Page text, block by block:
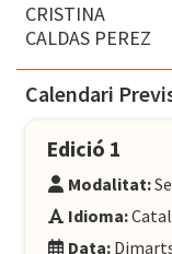
CRISTINA
CALDAS PEREZ
Calendari
Edició 1
Modalitat:
Idioma:
Data: